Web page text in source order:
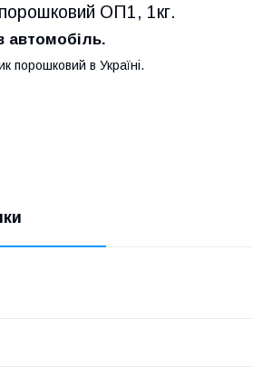
ОП1, 1кг.
автомобіль.
порошковий в Україні.